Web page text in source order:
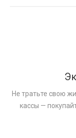
Не тратьте свою
кассы —